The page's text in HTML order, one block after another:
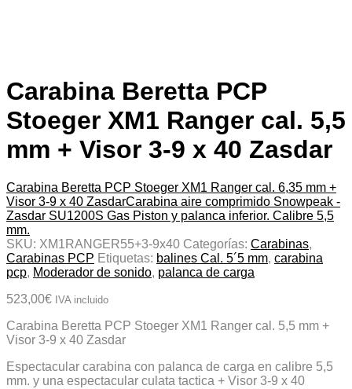
Carabina Beretta PCP
Stoeger XM1 Ranger cal. 5,5
mm + Visor 3-9 x 40 Zasdar
Carabina Beretta PCP Stoeger XM1 Ranger cal. 6,35 mm +
Visor 3-9 x 40 ZasdarCarabina aire comprimido Snowpeak -
Zasdar SU1200S Gas Piston y palanca inferior. Calibre 5,5
mm.
SKU: XM1RANGER55+3-9x40 Categorías: Carabinas,
Carabinas PCP Etiquetas: balines Cal. 5´5 mm, carabina
pcp, Moderador de sonido, palanca de carga
523,00€ IVA incluido
Carabina Beretta PCP Stoeger XM1 Ranger cal. 5,5 mm +
Visor 3-9 x 40 Zasdar
Espectacular carabina con palanca de carga en calibre 5,5
mm. y una espectacular culata tactica + Visor 3-9 x 40